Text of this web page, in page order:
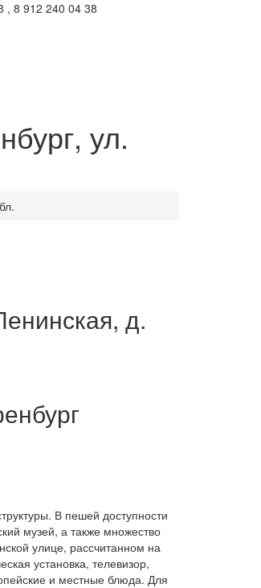
8 912 240 04 38
ул.
д.
В пешей доступности
музей, а также множество
улице, рассчитанном на
установка, телевизор,
и местные блюда. Для